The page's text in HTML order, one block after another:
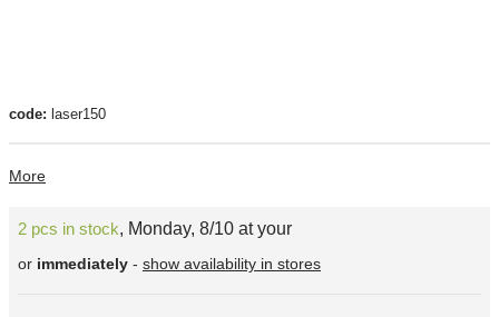
code: laser150
More
2 pcs in stock, Monday, 8/10 at your
or immediately - show availability in stores